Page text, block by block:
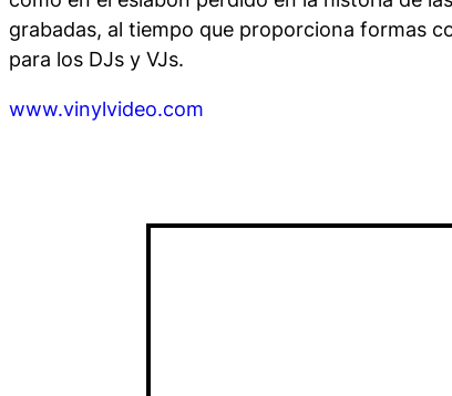
grabadas, al tiempo que proporciona formas
para los DJs y VJs.
www.vinylvideo.com